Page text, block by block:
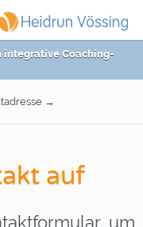
integrative Coaching-
auf
um